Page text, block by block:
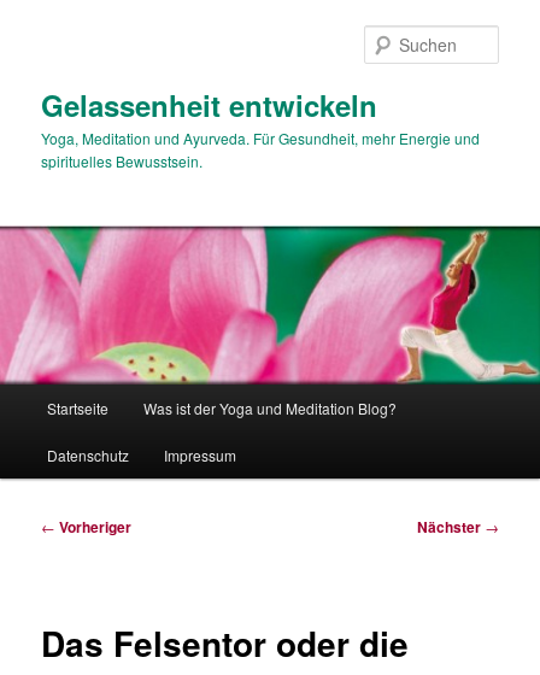
Gelassenheit entwickeln
Yoga, Meditation und Ayurveda. Für Gesundheit, mehr Energie und
spirituelles Bewusstsein.
Startseite Was ist der Yoga und Meditation Blog?
Datenschutz Impressum
Beitragsnavigation
← Vorheriger Nächster →
Das Felsentor oder die